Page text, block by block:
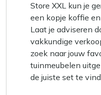
Store XXL kun je
een kopje koffie
Laat je adviseren
vakkundige
zoek naar jouw
tuinmeubelen
de juiste set te